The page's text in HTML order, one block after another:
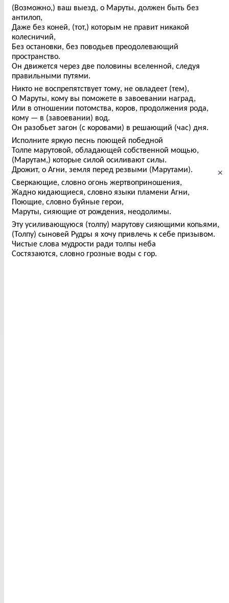
×
(Возможно,) ваш выезд, о Маруты, должен быть без
антилоп,
Даже без коней, (тот,) которым не правит никакой
колесничий,
Без остановки, без поводьев преодолевающий
пространство.
Он движется через две половины вселенной, следуя
правильными путями.
Никто не воспрепятствует тому, не овладеет (тем),
О Маруты, кому вы поможете в завоевании наград,
Или в отношении потомства, коров, продолжения рода,
кому — в (завоевании) вод.
Он разобьет загон (с коровами) в решающий (час) дня.
Исполните яркую песнь поющей победной
Толпе марутовой, обладающей собственной мощью,
(Марутам,) которые силой осиливают силы.
Дрожит, о Агни, земля перед резвыми (Марутами).
Сверкающие, словно огонь жертвоприношения,
Жадно кидающиеся, словно языки пламени Агни,
Поющие, словно буйные герои,
Маруты, сияющие от рождения, неодолимы.
Эту усиливающуюся (толпу) марутову сияющими копьями,
(Толпу) сыновей Рудры я хочу привлечь к себе призывом.
Чистые слова мудрости ради толпы неба
Состязаются, словно грозные воды с гор.